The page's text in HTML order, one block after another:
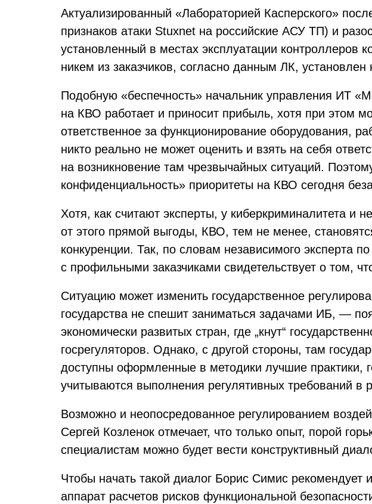
Актуализированный «Лабораторией Касперского»
признаков атаки Stuxnet на российские АСУ ТП) и
установленный в местах эксплуатации контроллеров
никем из заказчиков, согласно данным ЛК, установлен
Подобную «беспечность» начальник управления ИТ
на КВО работает и приносит прибыль, хотя при этом
ответственное за функционирование оборудования,
никто реально не может оценить и взять на себя
на возникновение там чрезвычайных ситуаций.
конфиденциальность» приоритеты на КВО сегодня
Хотя, как считают эксперты, у киберкриминалитета
от этого прямой выгоды, КВО, тем не менее,
конкуренции. Так, по словам независимого
с профильными заказчиками свидетельствует о том,
Ситуацию может изменить государственное
государства не спешит заниматься задачами ИБ, —
экономически развитых стран, где „кнут“
госрегуляторов. Однако, с другой стороны, там
доступны оформленные в методики лучшие практики,
учитываются выполнения регулятивных требований в
Возможно и неопосредованное регулированием
Сергей Козленок отмечает, что только опыт, порой
специалистам можно будет вести конструктивный
Чтобы начать такой диалог Борис Симис
аппарат расчетов рисков функциональной